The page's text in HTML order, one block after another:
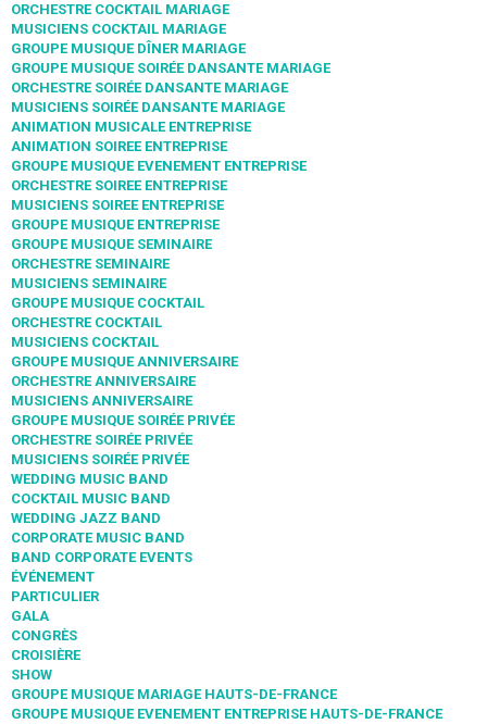
ORCHESTRE COCKTAIL MARIAGE
MUSICIENS COCKTAIL MARIAGE
GROUPE MUSIQUE DÎNER MARIAGE
GROUPE MUSIQUE SOIRÉE DANSANTE MARIAGE
ORCHESTRE SOIRÉE DANSANTE MARIAGE
MUSICIENS SOIRÉE DANSANTE MARIAGE
ANIMATION MUSICALE ENTREPRISE
ANIMATION SOIREE ENTREPRISE
GROUPE MUSIQUE EVENEMENT ENTREPRISE
ORCHESTRE SOIREE ENTREPRISE
MUSICIENS SOIREE ENTREPRISE
GROUPE MUSIQUE ENTREPRISE
GROUPE MUSIQUE SEMINAIRE
ORCHESTRE SEMINAIRE
MUSICIENS SEMINAIRE
GROUPE MUSIQUE COCKTAIL
ORCHESTRE COCKTAIL
MUSICIENS COCKTAIL
GROUPE MUSIQUE ANNIVERSAIRE
ORCHESTRE ANNIVERSAIRE
MUSICIENS ANNIVERSAIRE
GROUPE MUSIQUE SOIRÉE PRIVÉE
ORCHESTRE SOIRÉE PRIVÉE
MUSICIENS SOIRÉE PRIVÉE
WEDDING MUSIC BAND
COCKTAIL MUSIC BAND
WEDDING JAZZ BAND
CORPORATE MUSIC BAND
BAND CORPORATE EVENTS
ÉVÉNEMENT
PARTICULIER
GALA
CONGRÈS
CROISIÈRE
SHOW
GROUPE MUSIQUE MARIAGE HAUTS-DE-FRANCE
GROUPE MUSIQUE EVENEMENT ENTREPRISE HAUTS-DE-FRANCE